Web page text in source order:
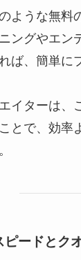
ような無料
ングやエン
ば、簡単に
イターは、
とで、効率
ピードとク